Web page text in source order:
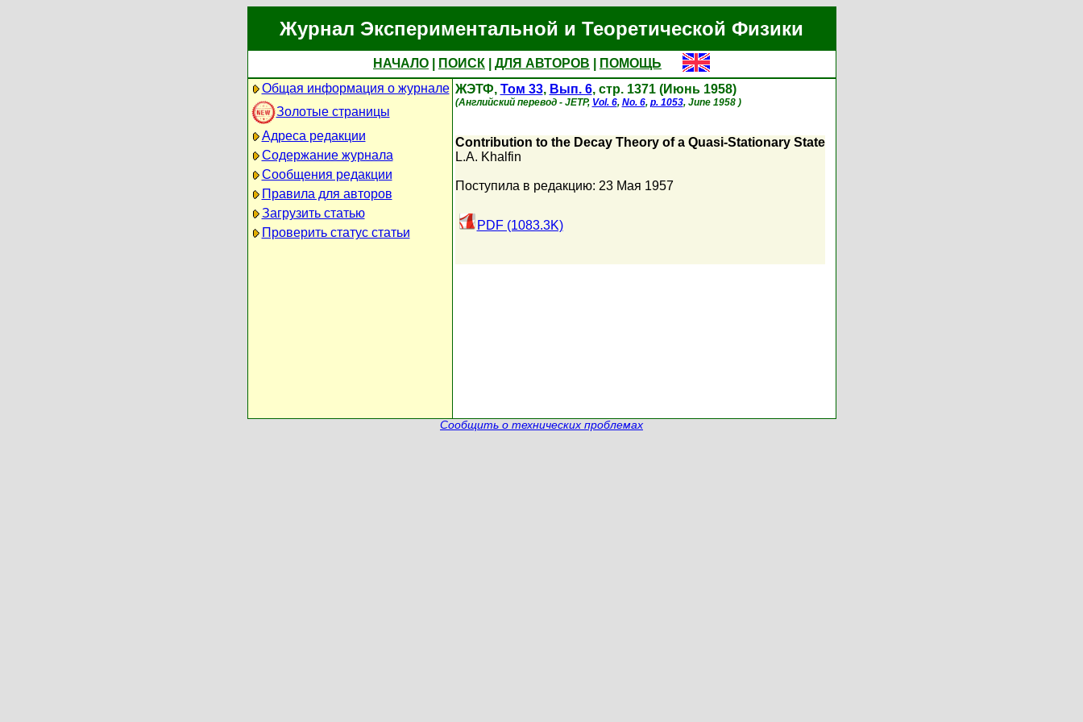
Журнал Экспериментальной и Теоретической Физики
НАЧАЛО ПОИСК ДЛЯ АВТОРОВ
ПОМОЩЬ
Общая информация о журнале
Золотые страницы
Адреса редакции
Содержание журнала
Сообщения редакции
Правила для авторов
Загрузить статью
Проверить статус статьи
ЖЭТФ, Том 33, Вып. 6, стр. 1371 (Июнь 1958)
(Английский перевод - JETP, Vol. 6, No. 6, p. 1053, June 1958 )
Contribution to the Decay Theory of a Quasi-Stationary State
L.A. Khalfin
Поступила в редакцию: 23 Мая 1957
PDF (1083.3K)
Сообщить о технических проблемах